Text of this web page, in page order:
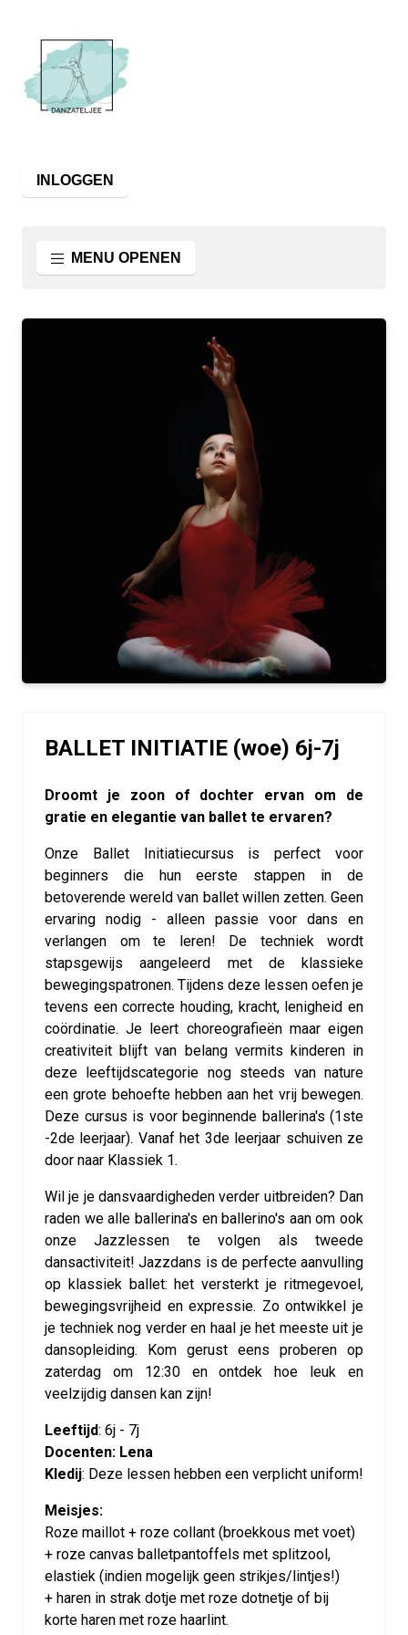
INLOGGEN
MENU OPENEN
BALLET INITIATIE (woe) 6j-7j
Droomt je zoon of dochter ervan om de
gratie en elegantie van ballet te ervaren?
Onze Ballet Initiatiecursus is perfect voor
beginners die hun eerste stappen in de
betoverende wereld van ballet willen zetten. Geen
ervaring nodig - alleen passie voor dans en
verlangen om te leren! De techniek wordt
stapsgewijs aangeleerd met de klassieke
bewegingspatronen. Tijdens deze lessen oefen je
tevens een correcte houding, kracht, lenigheid en
coördinatie. Je leert choreografieën maar eigen
creativiteit blijft van belang vermits kinderen in
deze leeftijdscategorie nog steeds van nature
een grote behoefte hebben aan het vrij bewegen.
Deze cursus is voor beginnende ballerina's (1ste
-2de leerjaar). Vanaf het 3de leerjaar schuiven ze
door naar Klassiek 1.
Wil je je dansvaardigheden verder uitbreiden? Dan
raden we alle ballerina's en ballerino's aan om ook
onze Jazzlessen te volgen als tweede
dansactiviteit! Jazzdans is de perfecte aanvulling
op klassiek ballet: het versterkt je ritmegevoel,
bewegingsvrijheid en expressie. Zo ontwikkel je
je techniek nog verder en haal je het meeste uit je
dansopleiding. Kom gerust eens proberen op
zaterdag om 12:30 en ontdek hoe leuk en
veelzijdig dansen kan zijn!
Leeftijd: 6j - 7j
Docenten: Lena
Kledij: Deze lessen hebben een verplicht uniform!
Meisjes:
Roze maillot + roze collant (broekkous met voet)
+ roze canvas balletpantoffels met splitzool,
elastiek (indien mogelijk geen strikjes/lintjes!)
+ haren in strak dotje met roze dotnetje of bij
korte haren met roze haarlint.